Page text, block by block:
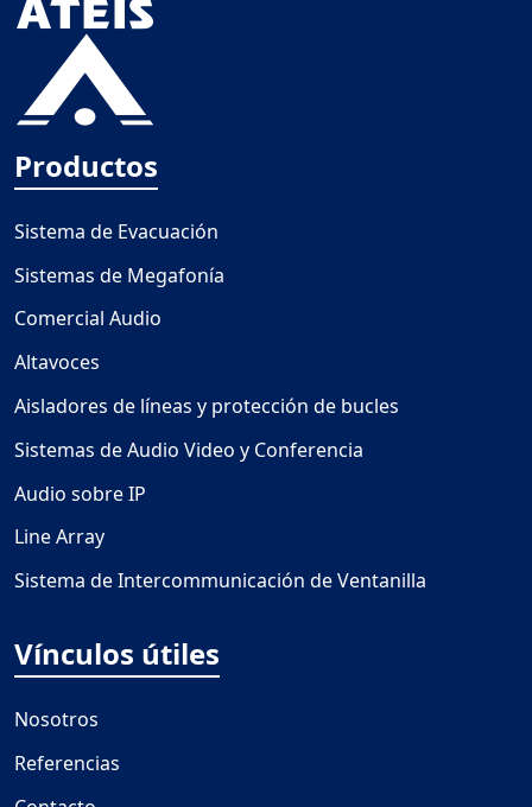
Productos
Sistema de Evacuación
Sistemas de Megafonía
Comercial Audio
Altavoces
Aisladores de líneas y protección de bucles
Sistemas de Audio Video y Conferencia
Audio sobre IP
Line Array
Sistema de Intercommunicación de Ventanilla
Vínculos útiles
Nosotros
Referencias